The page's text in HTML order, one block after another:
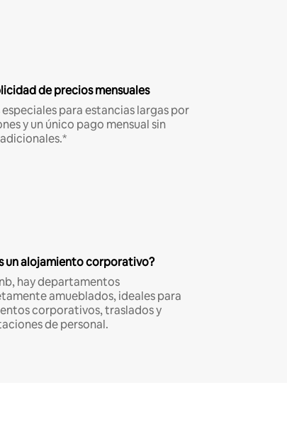
de precios mensuales
especiales para estancias largas por
y un único pago mensual sin
un alojamiento corporativo?
hay departamentos
amueblados, ideales para
corporativos, traslados y
de personal.